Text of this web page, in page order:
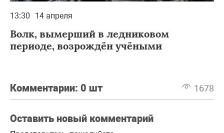
13:30 14 апреля
Волк, вымерший в ледниковом
периоде, возрождён учёными
Комментарии: 0 шт 1678
Оставить новый комментарий